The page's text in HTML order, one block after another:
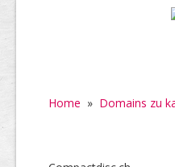
Home » Domains zu